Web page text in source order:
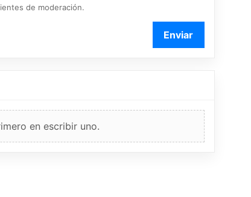
de moderación.
Enviar
en escribir uno.